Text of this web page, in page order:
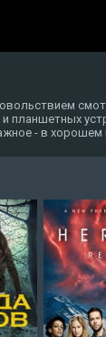
планшетных
- в хорошем